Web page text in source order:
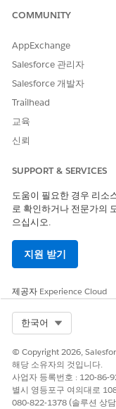
진행 중
완료
다.
알림
이메일
다. 관리자가 요청을 승
IT 자산 관리에 대한
IT 서비스에 대한 요
개선
COMMUNITY
AppExchange
Salesforce 관리자
Salesforce 개발자
Trailhead
교육
신뢰
SUPPORT & SERVICES
도움이 필요한 경우 리소
로 확인하거나 전문가의
으십시오.
지원 받기
제공자 Experience Cloud
한국어
© Copyright 2026,
해당 소유자의 것입니다.
사업자 등록번호 : 120-86-
별시 영등포구 여의대로
080-822-1378 (솔루션 상